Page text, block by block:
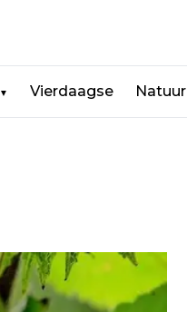
▼ Vierdaagse Natuur